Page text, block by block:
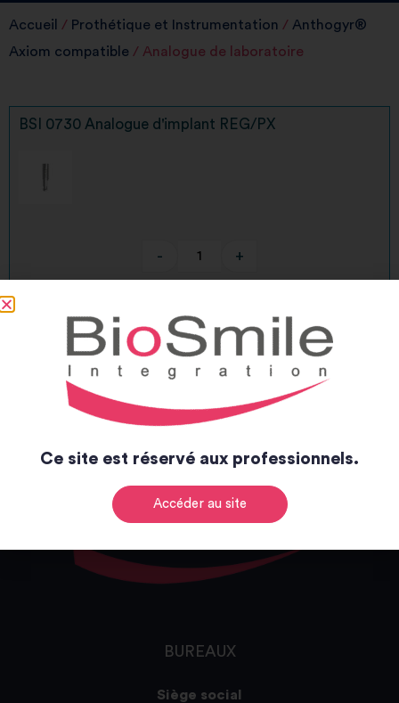
Accueil / Prothétique et Instrumentation / Anthogyr®
Axiom compatible / Analogue de laboratoire
BSI 0730 Analogue d'implant REG/PX
- +
Ajouter au panier
Alternative:
BUREAUX
Siège social
Ce site est réservé aux professionnels.
Accéder au site